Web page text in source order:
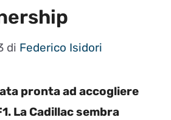
di Federico Isidori
pronta ad accogliere
La Cadillac sembra